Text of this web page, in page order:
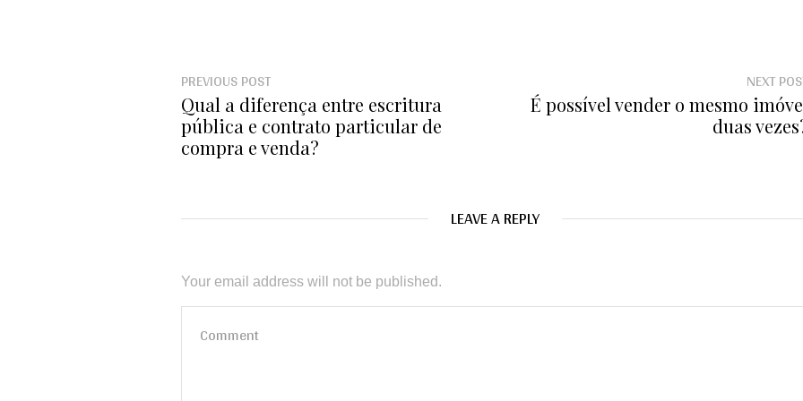
PREVIOUS POST
Qual a diferença entre escritura
pública e contrato particular de
compra e venda?
NEXT
É possível vender o mesmo
duas
LEAVE A REPLY
Your email address will not be published.